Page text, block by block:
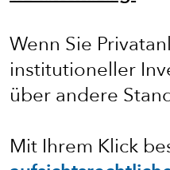
Wenn Sie
institutioneller
über andere
Mit Ihrem Klick